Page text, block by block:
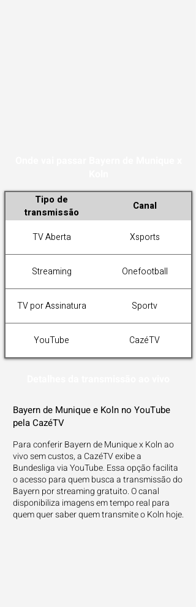
Tipo de
transmissão
Canal
TV Aberta Xsports
Streaming Onefootball
TV por Assinatura Sportv
YouTube CazéTV
Bayern de Munique e Koln no YouTube
pela CazéTV
Para conferir Bayern de Munique x Koln ao
vivo sem custos, a CazéTV exibe a
Bundesliga via YouTube. Essa opção facilita
o acesso para quem busca a transmissão do
Bayern por streaming gratuito. O canal
disponibiliza imagens em tempo real para
quem quer saber quem transmite o Koln hoje.